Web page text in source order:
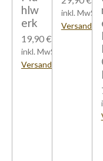
hlw
erk
19,90 €
inkl. MwSt zzgl.
Versandkosten
inkl. MwSt